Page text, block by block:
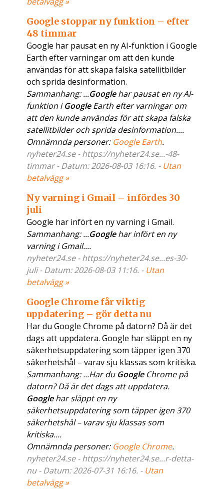
Google stoppar ny funktion – efter
48 timmar
​Google har pausat en ny AI-funktion i Google
Earth efter varningar om att den kunde
användas för att skapa falska satellitbilder
och sprida desinformation.
Sammanhang: ...​Googlehar pausat en ny AI-
funktion iGoogleEarth efter varningar om
att den kunde användas för att skapa falska
satellitbilder och sprida desinformation....
Omnämnda personer: Google Earth.
nyheter24.se - https://nyheter24.se...-48-
timmar - Datum: 2026-08-03 16:16. - Utan
betalvägg »
Ny varning i Gmail – infördes 30
juli
Google har infört en ny varning i Gmail.
Sammanhang: ...Googlehar infört en ny
varning i Gmail....
nyheter24.se - https://nyheter24.se...es-30-
juli - Datum: 2026-08-03 11:16. - Utan
betalvägg »
Google Chrome får viktig
uppdatering – gör detta nu
Har du Google Chrome på datorn? Då är det
dags att uppdatera. Google har släppt en ny
säkerhetsuppdatering som täpper igen 370
säkerhetshål – varav sju klassas som kritiska.
Sammanhang: ...Har du GoogleChrome på
datorn? Då är det dags att uppdatera.
Googlehar släppt en ny
säkerhetsuppdatering som täpper igen 370
säkerhetshål – varav sju klassas som
kritiska....
Omnämnda personer: Google Chrome.
nyheter24.se - https://nyheter24.se...r-detta-
nu - Datum: 2026-07-31 16:16. - Utan
betalvägg »